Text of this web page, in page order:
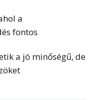
a
fontos
a jó minőségű, de